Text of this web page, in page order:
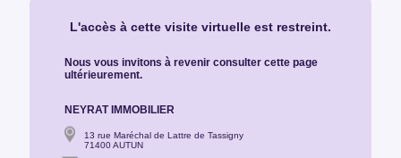
L'accès à cette visite virtuelle est restreint.
Nous vous invitons à revenir consulter cette page
ultérieurement.
NEYRAT IMMOBILIER
13 rue Maréchal de Lattre de Tassigny
71400 AUTUN